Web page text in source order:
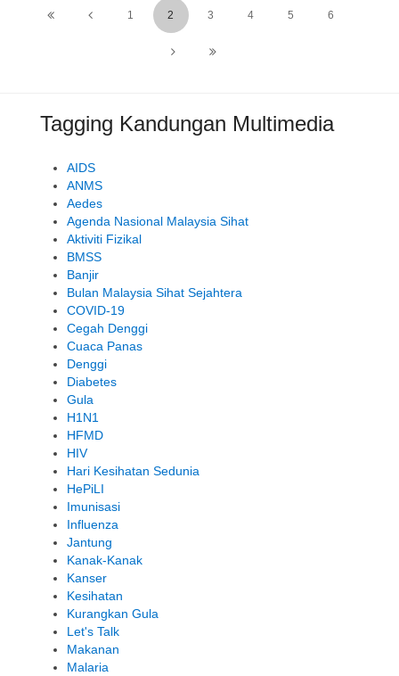
1 2 3 4 5 6
Tagging Kandungan Multimedia
AIDS
ANMS
Aedes
Agenda Nasional Malaysia Sihat
Aktiviti Fizikal
BMSS
Banjir
Bulan Malaysia Sihat Sejahtera
COVID-19
Cegah Denggi
Cuaca Panas
Denggi
Diabetes
Gula
H1N1
HFMD
HIV
Hari Kesihatan Sedunia
HePiLI
Imunisasi
Influenza
Jantung
Kanak-Kanak
Kanser
Kesihatan
Kurangkan Gula
Let's Talk
Makanan
Malaria